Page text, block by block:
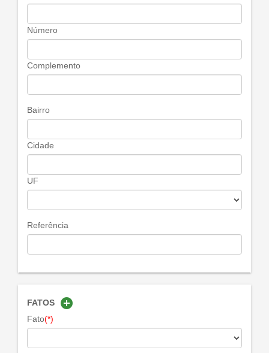
Número
Complemento
Bairro
Cidade
UF
Referência
FATOS add_circle
Fato(*)